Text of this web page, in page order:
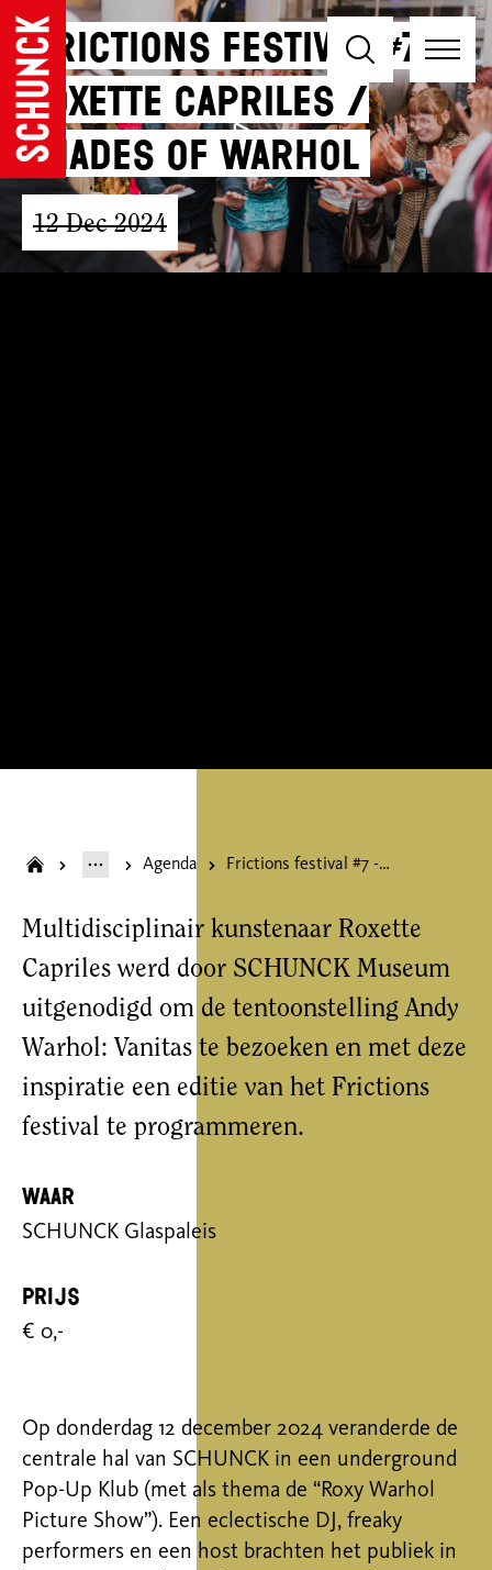
Frictions festival #7 -
Roxette Capriles /
Shades of Warhol
12 Dec 2024
Agenda Frictions festival #7 - Roxette Capriles / Shades of Warhol
Multidisciplinair kunstenaar Roxette
Capriles werd door SCHUNCK Museum
uitgenodigd om de tentoonstellingAndy
Warhol: Vanitas te bezoeken en met deze
inspiratie een editie van het Frictions
festival te programmeren.
Waar
SCHUNCK Glaspaleis
Prijs
€ 0,-
Op donderdag 12 december 2024 veranderde de
centrale hal van SCHUNCK in een underground
Pop-Up Klub (met als thema de “Roxy Warhol
Picture Show”). Een eclectische DJ, freaky
performers en een host brachten het publiek in